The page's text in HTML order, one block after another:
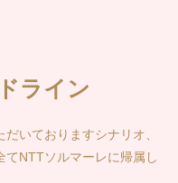
ライン
いておりますシナリオ、
てNTTソルマーレに帰属し